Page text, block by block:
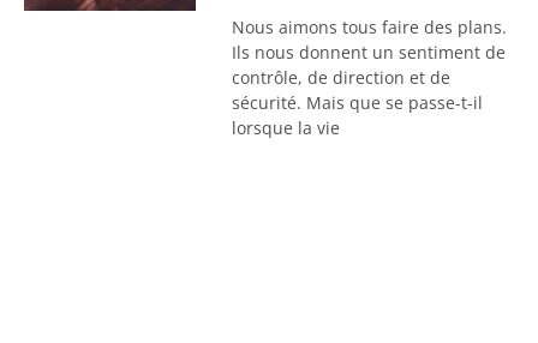
Nous aimons tous faire des plans.
Ils nous donnent un sentiment de
contrôle, de direction et de
sécurité. Mais que se passe-t-il
lorsque la vie